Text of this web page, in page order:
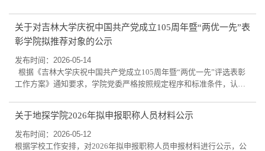
科生：王昱峰 温懿婷自强自立标兵：任帅博 袁浩航公示期：2026年5
月18日—5月22日，如有异议，请与金璐老师联系。电话：
18626660829邮箱：jinlu@jlu.edu.cn 黄大年...
关于对吉林大学庆祝中国共产党成立105周年暨“两优一先”表
彰学院拟推荐对象的公示
发布时间：2026-05-14
根据《吉林大学庆祝中国共产党成立105周年暨“两优一先”评选表彰
工作方案》通知要求，学院党委严格按照规定程序和标准条件，认真
吉林大学优秀共产党员：于平、任秀艳、安青显；吉林大学优秀党务
工作者：于学武；吉林大学先进党支部：黄大年党支部。现将拟推荐
对象在学院网站公示3天，公示时间202...
关于地探学院2026年拟申报职称人员材料公示
发布时间：2026-05-12
根据学校工作安排，对2026年拟申报职称人员申报材料进行公示，公